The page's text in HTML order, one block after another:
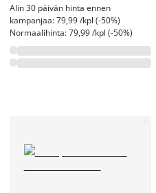
Alin 30 päivän hinta ennen
kampanjaa: 79,99 /kpl (-50%)
Normaalihinta: 79,99 /kpl (-50%)